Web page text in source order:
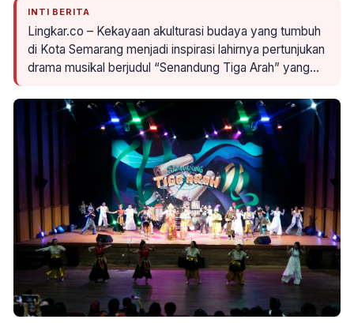
INTI BERITA
Lingkar.co – Kekayaan akulturasi budaya yang tumbuh
di Kota Semarang menjadi inspirasi lahirnya pertunjukan
drama musikal berjudul “Senandung Tiga Arah” yang…